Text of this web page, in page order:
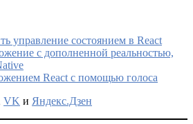
управление состоянием в React
с дополненной реальностью,
React с помощью голоса
VK и Яндекс.Дзен